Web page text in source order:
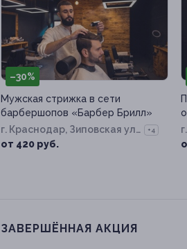
–30%
Мужская стрижка в сети
барбершопов «Барбер Брилл»
г. Краснодар, Зиповская ул,
д. 23
+4
от 420 руб.
ЗАВЕРШЁННАЯ АКЦИЯ